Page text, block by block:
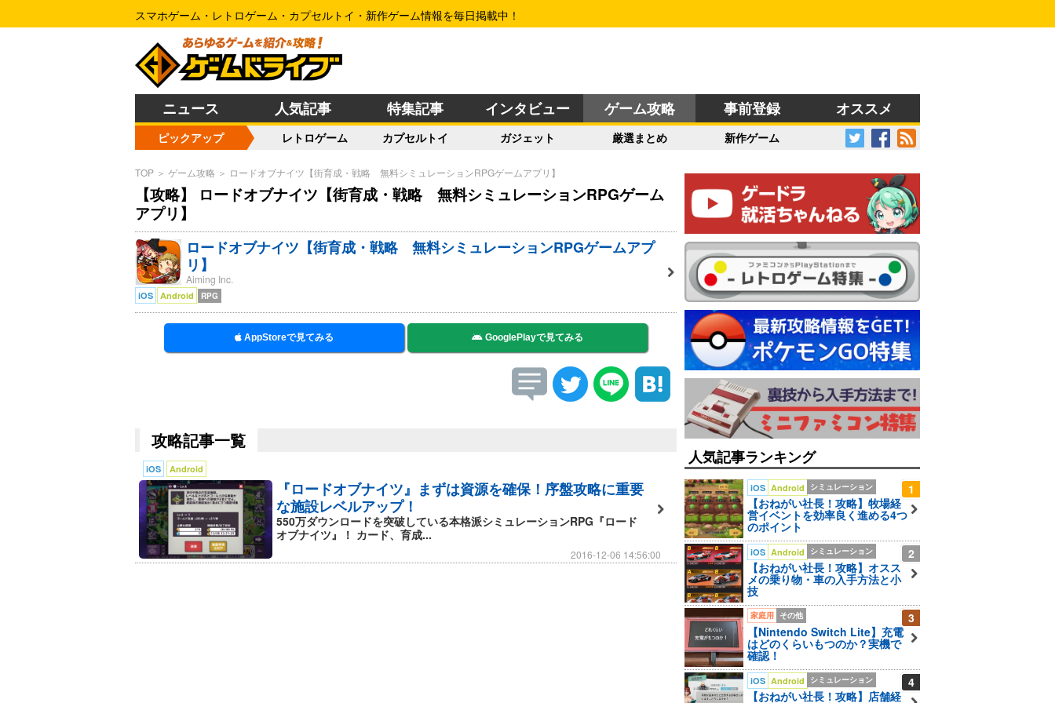
スマホゲーム・レトロゲーム・カプセルトイ・新作ゲーム情報を毎日掲載中！
ニュース 人気記事 特集記事 インタビュー ゲーム攻略 事前登録 オススメ
ピックアップ レトロゲーム カプセルトイ ガジェット 厳選まとめ 新作ゲーム
TOP ＞ ゲーム攻略 ＞ ロードオブナイツ【街育成・戦略 無料シミュレーションRPGゲームアプリ】
【攻略】 ロードオブナイツ【街育成・戦略 無料シミュレーションRPGゲーム
アプリ】
ロードオブナイツ【街育成・戦略 無料シミュレーションRPGゲームアプ
リ】
Aiming Inc.
iOS Android RPG
AppStoreで見てみる GooglePlayで見てみる
攻略記事一覧
iOS Android
『ロードオブナイツ』まずは資源を確保！序盤攻略に重要
な施設レベルアップ！
550万ダウンロードを突破している本格派シミュレーションRPG『ロード
オブナイツ』！ カード、育成...
2016-12-06 14:56:00
人気記事ランキング
1
iOS Android シミュレーション
【おねがい社長！攻略】牧場経
営イベントを効率良く進める4つ
のポイント
2
iOS Android シミュレーション
【おねがい社長！攻略】オスス
メの乗り物・車の入手方法と小
技
3
家庭用 その他
【Nintendo Switch Lite】充電
はどのくらいもつのか？実機で
確認！
4
iOS Android シミュレーション
【おねがい社長！攻略】店舗経